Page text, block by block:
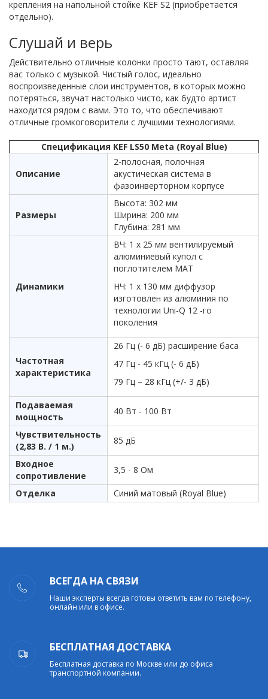
крепления на напольной стойке KEF S2 (приобретается
отдельно).
Слушай и верь
Действительно отличные колонки просто тают, оставляя
вас только с музыкой. Чистый голос, идеально
воспроизведенные слои инструментов, в которых можно
потеряться, звучат настолько чисто, как будто артист
находится рядом с вами. Это то, что обеспечивают
отличные громкоговорители с лучшими технологиями.
Спецификация KEF LS50 Meta (Royal Blue)
Описание
2-полосная, полочная
акустическая система в
фазоинверторном корпусе
Размеры
Высота: 302 мм
Ширина: 200 мм
Глубина: 281 мм
Динамики
ВЧ: 1 х 25 мм вентилируемый
алюминиевый купол с
поглотителем MAT
НЧ: 1 х 130 мм диффузор
изготовлен из алюминия по
технологии Uni-Q 12 -го
поколения
Частотная
характеристика
26 Гц (- 6 дБ) расширение баса
47 Гц - 45 кГц (- 6 дБ)
79 Гц – 28 кГц (+/- 3 дБ)
Подаваемая
мощность
40 Вт - 100 Вт
Чувствительность
(2,83 В. / 1 м.)
85 дБ
Входное
сопротивление
3,5 - 8 Ом
Отделка Синий матовый (Royal Blue)
ВСЕГДА НА СВЯЗИ
Наши эксперты всегда готовы ответить вам по телефону,
онлайн или в офисе.
БЕСПЛАТНАЯ ДОСТАВКА
Бесплатная доставка по Москве или до офиса
транспортной компании.